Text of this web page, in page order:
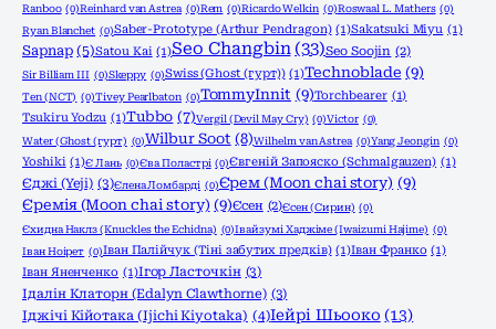
Ranboo (0)Reinhard van Astrea (0)Rem (0)Ricardo Welkin (0)Roswaal L. Mathers (0)
Ryan Blanchet (0)Saber-Prototype (Arthur Pendragon) (1)Sakatsuki Miyu (1)
Sapnap (5)Satou Kai (1)Seo Changbin (33)Seo Soojin (2)
Sir Billiam III (0)Skeppy (0)Swiss (Ghost (гурт)) (1)Technoblade (9)
Ten (NCT) (0)Tivey Pearlbaton (0)TommyInnit (9)Torchbearer (1)
Tsukiru Yodzu (1)Tubbo (7)Vergil (Devil May Cry) (0)Victor (0)
Water (Ghost (гурт) (0)Wilbur Soot (8)Wilhelm van Astrea (0)Yang Jeongin (0)
Yoshiki (1)Є Лань (0)Єва Поластрі (0)Євгеній Запояско (Schmalgauzen) (1)
Єджі (Yeji) (3)Єлена Ломбарді (0)Єрем (Moon chai story) (9)
Єремія (Moon chai story) (9)Єсен (2)Єсен (Сирин) (0)
Єхидна Наклз (Knuckles the Echidna) (0)Івайзумі Хаджіме (Iwaizumi Hajime) (0)
Іван Ноірет (0)Іван Палійчук (Тіні забутих предків) (1)Іван Франко (1)
Іван Яненченко (1)Ігор Ласточкін (3)
Ідалін Клаторн (Edalyn Clawthorne) (3)
Іджічі Кійотака (Ijichi Kiyotaka) (4)Іейрі Шьооко (13)